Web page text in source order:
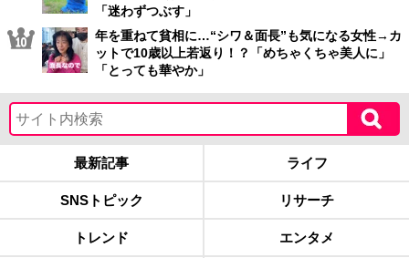
「迷わずつぶす」
年を重ねて貧相に…“シワ＆面長”も気になる女性→カ
ットで10歳以上若返り！？「めちゃくちゃ美人に」
「とっても華やか」
最新記事 ライフ
SNSトピック リサーチ
トレンド エンタメ